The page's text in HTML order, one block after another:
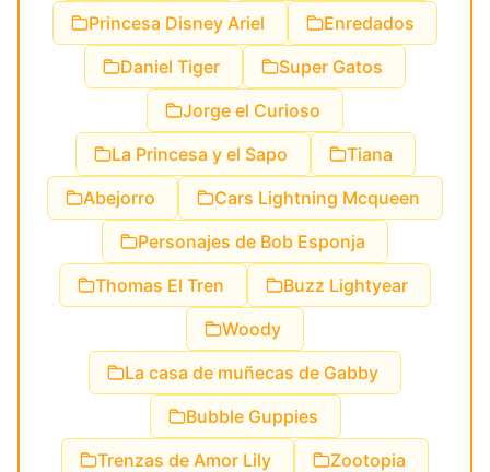
Princesa Disney Ariel
Enredados
Daniel Tiger
Super Gatos
Jorge el Curioso
La Princesa y el Sapo
Tiana
Abejorro
Cars Lightning Mcqueen
Personajes de Bob Esponja
Thomas El Tren
Buzz Lightyear
Woody
La casa de muñecas de Gabby
Bubble Guppies
Trenzas de Amor Lily
Zootopia